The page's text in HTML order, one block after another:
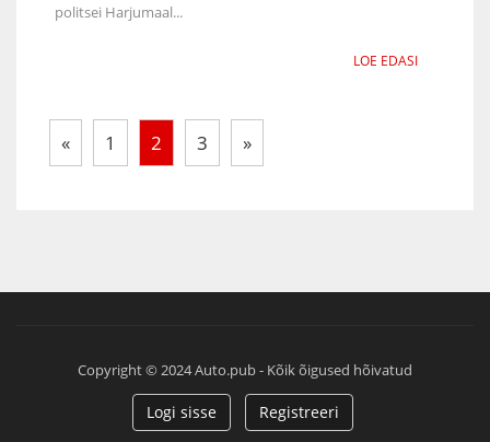
politsei Harjumaal...
LOE EDASI
« 1 2 3 »
Copyright © 2024 Auto.pub - Kõik õigused hõivatud
Logi sisse Registreeri